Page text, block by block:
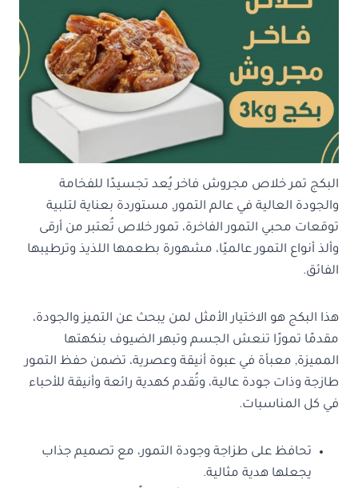
البكج تمر خلاص مجروش فاخر يُعد تجسيدًا للفخامة
والجودة العالية في عالم التمور, مستوردة بعناية لتلبية
توقعات محبي التمور الفاخرة، تمور خلاص تُعتبر من أرقى
وألذ أنواع التمور عالميًا، مشهورة بطعمها اللذيذ وترطيبها
الفائق.
هذا البكج هو الاختيار الأمثل لمن يبحث عن التميز والجودة،
مقدمًا تمورًا تنعش الجسم وتبهر الضيوف بنكهتها
المميزة, معبأة في عبوة أنيقة وعصرية، تضمن حفظ التمور
طازجة وذات جودة عالية، وتُقدم كهدية رائعة وأنيقة للأحباء
في كل المناسبات.
تحافظ على طزاجة وجودة التمور، مع تصميم جذاب
يجعلها هدية مثالية.